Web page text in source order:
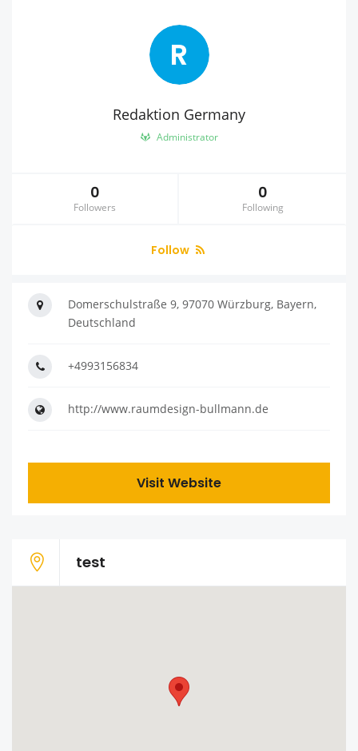
R
Redaktion Germany
Administrator
0
Followers
0
Following
Follow
Domerschulstraße 9, 97070 Würzburg, Bayern,
Deutschland
+4993156834
http://www.raumdesign-bullmann.de
Visit Website
test